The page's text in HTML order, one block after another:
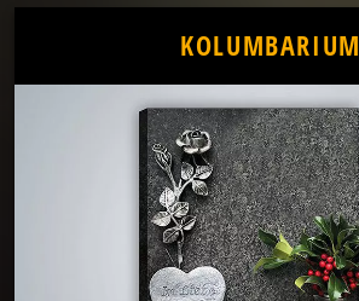
KOLUMBARIUM